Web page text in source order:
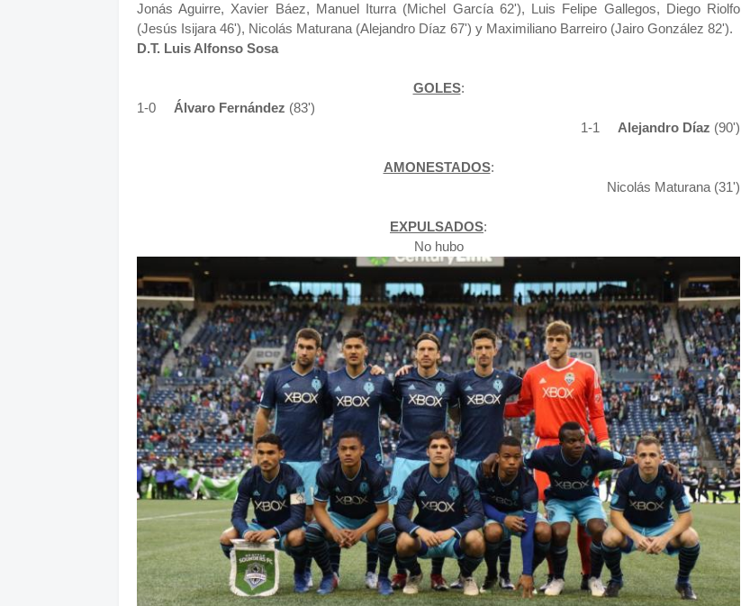
Jonás Aguirre, Xavier Báez, Manuel Iturra (Michel García 62'), Luis Felipe Gallegos, Diego Riolfo
(Jesús Isijara 46'), Nicolás Maturana (Alejandro Díaz 67') y Maximiliano Barreiro (Jairo González 82').
D.T. Luis Alfonso Sosa
GOLES:
1-0 Álvaro Fernández (83')
1-1 Alejandro Díaz (90')
AMONESTADOS:
Nicolás Maturana (31')
EXPULSADOS:
No hubo